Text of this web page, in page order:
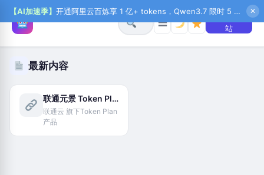
【AI加速季】 开通阿里云百炼享 1 亿+ tokens，Qwen3.7 限时 5 折起，秒悟新注送 1 万积分，加入 OPC 赢百万助力金，QoderWork CN 首月 0 元 ✕
☰
+ 提交网
站
最新内容
联通元景 Token Plan
联通云 旗下Token Plan
产品